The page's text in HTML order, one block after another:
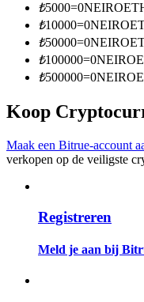
Big data-analyse
₺5000=0
₺10000=0
₺50000=0
₺100000=0
₺500000=0
Koop
Maak een Bitrue-account
verkopen op de veiligste
Registreren
Meld je aan bij